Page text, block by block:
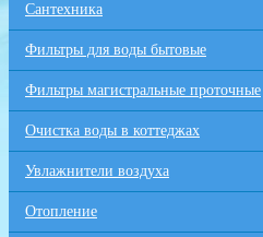
Сантехника
Фильтры для воды бытовые
Фильтры магистральные проточные
Очистка воды в коттеджах
Увлажнители воздуха
Отопление